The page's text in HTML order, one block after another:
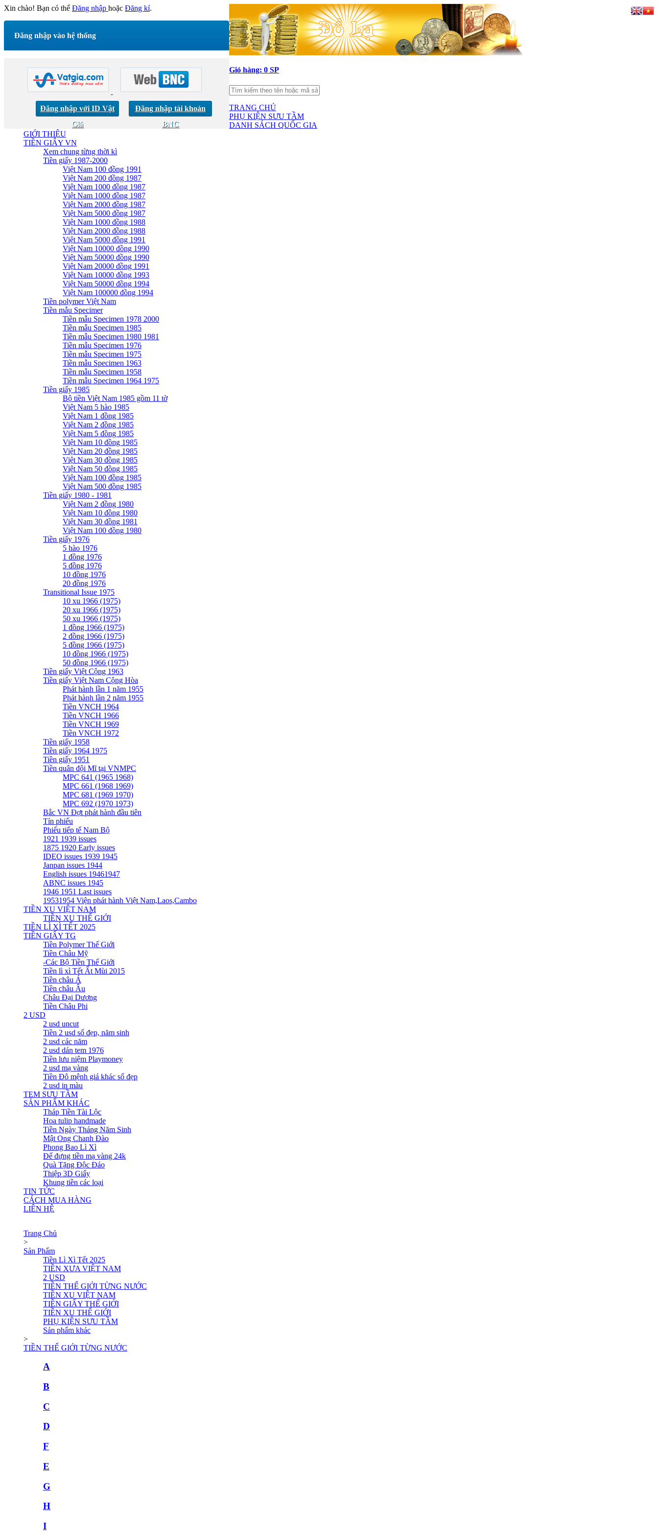
Xin chào! Bạn có thể Đăng nhập hoặc Đăng kí.
Đăng nhập vào hệ thống
Đăng nhập với ID Vật
Giá
Đăng nhập tài khoản
BNC
Giỏ hàng: 0 SP
TRANG CHỦ
PHỤ KIỆN SƯU TẦM
DANH SÁCH QUỐC GIA
GIỚI THIỆU
TIỀN GIẤY VN
Xem chung từng thời kì
Tiền giấy 1987-2000
Việt Nam 100 đồng 1991
Việt Nam 200 đồng 1987
Việt Nam 1000 đồng 1987
Việt Nam 1000 đồng 1987
Việt Nam 2000 đồng 1987
Việt Nam 5000 đồng 1987
Việt Nam 1000 đồng 1988
Việt Nam 2000 đồng 1988
Việt Nam 5000 đồng 1991
Việt Nam 10000 đồng 1990
Việt Nam 50000 đồng 1990
Việt Nam 20000 đồng 1991
Việt Nam 10000 đồng 1993
Việt Nam 50000 đồng 1994
Việt Nam 100000 đồng 1994
Tiền polymer Việt Nam
Tiền mẫu Specimer
Tiền mẫu Specimen 1978 2000
Tiền mẫu Specimen 1985
Tiền mẫu Specimen 1980 1981
Tiền mẫu Specimen 1976
Tiền mẫu Specimen 1975
Tiền mẫu Specimen 1963
Tiền mẫu Specimen 1958
Tiền mẫu Specimen 1964 1975
Tiền giấy 1985
Bộ tiền Việt Nam 1985 gồm 11 tờ
Việt Nam 5 hào 1985
Việt Nam 1 đồng 1985
Việt Nam 2 đồng 1985
Việt Nam 5 đồng 1985
Việt Nam 10 đồng 1985
Việt Nam 20 đồng 1985
Việt Nam 30 đồng 1985
Việt Nam 50 đồng 1985
Việt Nam 100 đồng 1985
Việt Nam 500 đồng 1985
Tiền giấy 1980 - 1981
Việt Nam 2 đồng 1980
Việt Nam 10 đồng 1980
Việt Nam 30 đồng 1981
Việt Nam 100 đồng 1980
Tiền giấy 1976
5 hào 1976
1 đồng 1976
5 đồng 1976
10 đồng 1976
20 đồng 1976
Transitional Issue 1975
10 xu 1966 (1975)
20 xu 1966 (1975)
50 xu 1966 (1975)
1 đồng 1966 (1975)
2 đồng 1966 (1975)
5 đồng 1966 (1975)
10 đồng 1966 (1975)
50 đồng 1966 (1975)
Tiền giấy Việt Cộng 1963
Tiền giấy Việt Nam Cộng Hòa
Phát hành lần 1 năm 1955
Phát hành lần 2 năm 1955
Tiền VNCH 1964
Tiền VNCH 1966
Tiền VNCH 1969
Tiền VNCH 1972
Tiền giấy 1958
Tiền giấy 1964 1975
Tiền giấy 1951
Tiền quân đội Mĩ tại VNMPC
MPC 641 (1965 1968)
MPC 661 (1968 1969)
MPC 681 (1969 1970)
MPC 692 (1970 1973)
Bắc VN Đợt phát hành đầu tiên
Tín phiếu
Phiếu tiếp tế Nam Bộ
1921 1939 issues
1875 1920 Early issues
IDEO issues 1939 1945
Janpan issues 1944
English issues 19461947
ABNC issues 1945
1946 1951 Last issues
19531954 Viện phát hành Việt Nam,Laos,Cambo
TIỀN XU VIỆT NAM
TIỀN XU THẾ GIỚI
TIỀN LÌ XÌ TẾT 2025
TIỀN GIẤY TG
Tiền Polymer Thế Giới
Tiền Châu Mỹ
-Các Bộ Tiền Thế Giới
Tiền lì xì Tết Ất Mùi 2015
Tiền châu Á
Tiền châu Âu
Châu Đại Dương
Tiền Châu Phi
2 USD
2 usd uncut
Tiền 2 usd số đẹp, năm sinh
2 usd các năm
2 usd dán tem 1976
Tiền lưu niệm Playmoney
2 usd mạ vàng
Tiền Đô mệnh giá khác số đẹp
2 usd in màu
TEM SƯU TẦM
SẢN PHẨM KHÁC
Tháp Tiền Tài Lộc
Hoa tulip handmade
Tiền Ngày Tháng Năm Sinh
Mật Ong Chanh Đào
Phong Bao Lì Xì
Đế đựng tiền mạ vàng 24k
Quà Tặng Độc Đáo
Thiệp 3D Giấy
Khung tiền các loại
TIN TỨC
CÁCH MUA HÀNG
LIÊN HỆ
Trang Chủ
>
Sản Phẩm
Tiền Lì Xì Tết 2025
TIỀN XƯA VIỆT NAM
2 USD
TIỀN THẾ GIỚI TỪNG NƯỚC
TIỀN XU VIỆT NAM
TIỀN GIẤY THẾ GIỚI
TIỀN XU THẾ GIỚI
PHỤ KIỆN SƯU TẦM
Sản phẩm khác
>
TIỀN THẾ GIỚI TỪNG NƯỚC
A
B
C
D
F
E
G
H
I